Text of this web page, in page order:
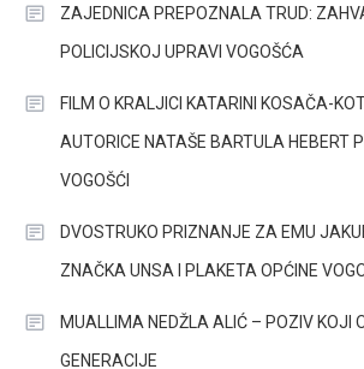
ZAJEDNICA PREPOZNALA TRUD:
POLICIJSKOJ UPRAVI VOGOŠĆA
FILM O KRALJICI KATARINI KOSAČA-
AUTORICE NATAŠE BARTULA HEBERT
VOGOŠĆI
DVOSTRUKO PRIZNANJE ZA EMU
ZNAČKA UNSA I PLAKETA OPĆINE
MUALLIMA NEDŽLA ALIĆ – POZIV KOJI
GENERACIJE